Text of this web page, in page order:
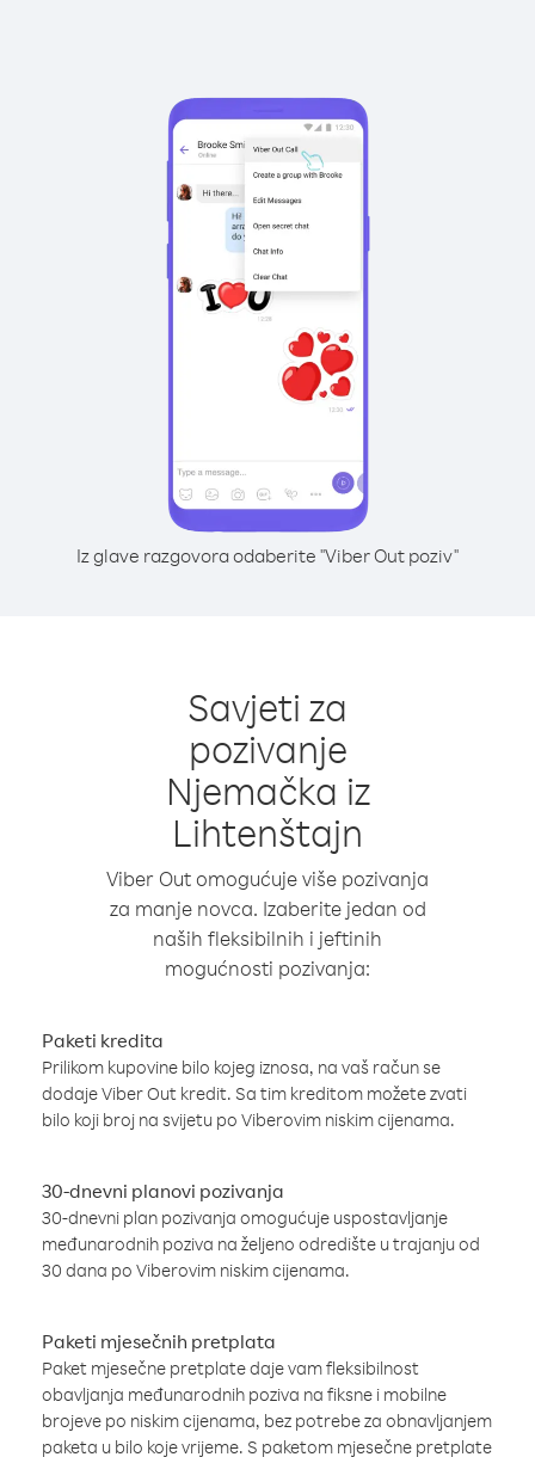
Iz glave razgovora odaberite "Viber Out poziv"
Savjeti za
pozivanje
Njemačka iz
Lihtenštajn
Viber Out omogućuje više pozivanja
za manje novca. Izaberite jedan od
naših fleksibilnih i jeftinih
mogućnosti pozivanja:
Paketi kredita
Prilikom kupovine bilo kojeg iznosa, na vaš račun se
dodaje Viber Out kredit. Sa tim kreditom možete zvati
bilo koji broj na svijetu po Viberovim niskim cijenama.
30-dnevni planovi pozivanja
30-dnevni plan pozivanja omogućuje uspostavljanje
međunarodnih poziva na željeno odredište u trajanju od
30 dana po Viberovim niskim cijenama.
Paketi mjesečnih pretplata
Paket mjesečne pretplate daje vam fleksibilnost
obavljanja međunarodnih poziva na fiksne i mobilne
brojeve po niskim cijenama, bez potrebe za obnavljanjem
paketa u bilo koje vrijeme. S paketom mjesečne pretplate